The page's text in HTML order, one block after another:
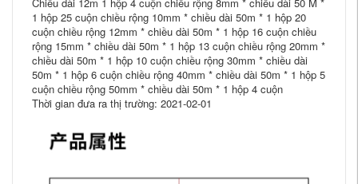
1 hộp 25 cuộn chiều rộng 10mm * chiều dài 50m * 1 hộp 20
cuộn chiều rộng 12mm * chiều dài 50m * 1 hộp 16 cuộn chiều
rộng 15mm * chiều dài 50m * 1 hộp 13 cuộn chiều rộng 20mm *
chiều dài 50m * 1 hộp 10 cuộn chiều rộng 30mm * chiều dài
50m * 1 hộp 6 cuộn chiều rộng 40mm * chiều dài 50m * 1 hộp 5
cuộn chiều rộng 50mm * chiều dài 50m * 1 hộp 4 cuộn
Thời gian đưa ra thị trường: 2021-02-01